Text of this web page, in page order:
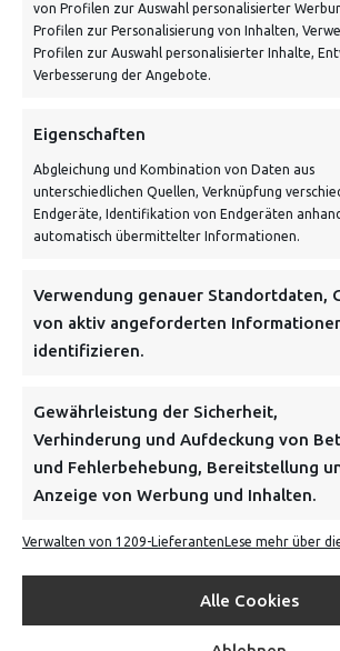
von Profilen zur Auswahl personalisierter
Profilen zur Personalisierung von Inhalten,
Profilen zur Auswahl personalisierter Inhalte,
Verbesserung der Angebote.
Eigenschaften
Abgleichung und Kombination von Daten aus
unterschiedlichen Quellen, Verknüpfung
Endgeräte, Identifikation von Endgeräten anhand
automatisch übermittelter Informationen.
Verwendung genauer Standortdaten,
von aktiv angeforderten
identifizieren.
Gewährleistung der Sicherheit,
Verhinderung und Aufdeckung von
und Fehlerbehebung, Bereitstellung
Anzeige von Werbung und Inhalten.
Verwalten von 1209-LieferantenLese mehr über
Alle Cookies
VERSANDKOSTENHINWEIS:
NEWSLETTER
Danke, deine Registrierung war
FOLGE UNS
INFORMATIONEN